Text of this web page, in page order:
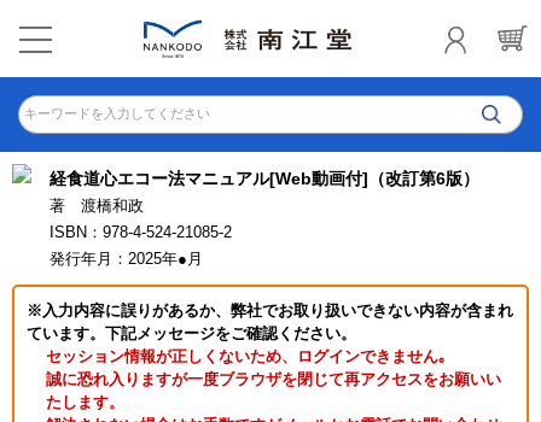
キーワードを入力してください
経食道心エコー法マニュアル[Web動画付]（改訂第6版）
著 渡橋和政
ISBN：978-4-524-21085-2
発行年月：2025年●月
※入力内容に誤りがあるか、弊社でお取り扱いできない内容が含まれ
ています。下記メッセージをご確認ください。
セッション情報が正しくないため、ログインできません｡
誠に恐れ入りますが一度ブラウザを閉じて再アクセスをお願いい
たします。